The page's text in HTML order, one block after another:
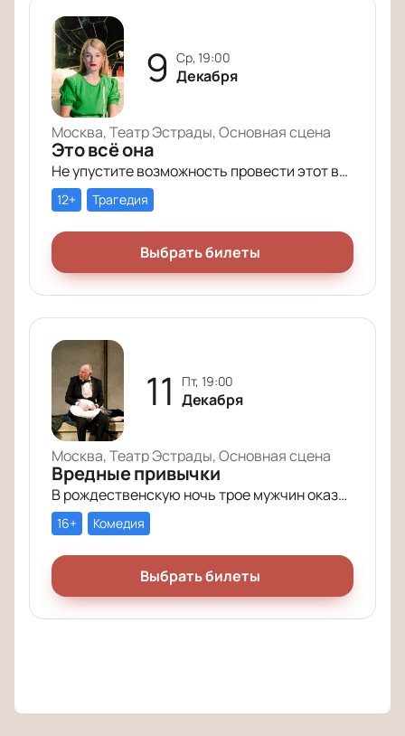
9 ср, 19:00
Декабря
Москва, Театр Эстрады, Основная сцена
Это всё она
Не упустите возможность провести этот вечер в компании героев постановки «Это всё она»!
12+ Трагедия
Выбрать билеты
11 пт, 19:00
Декабря
Москва, Театр Эстрады, Основная сцена
Вредные привычки
В рождественскую ночь трое мужчин оказываются в КПЗ за административные правонарушения. Один – за курение в неположенном месте, второй – за алкогольное опьянение, третий – за превышение скорости.
16+ Комедия
Выбрать билеты